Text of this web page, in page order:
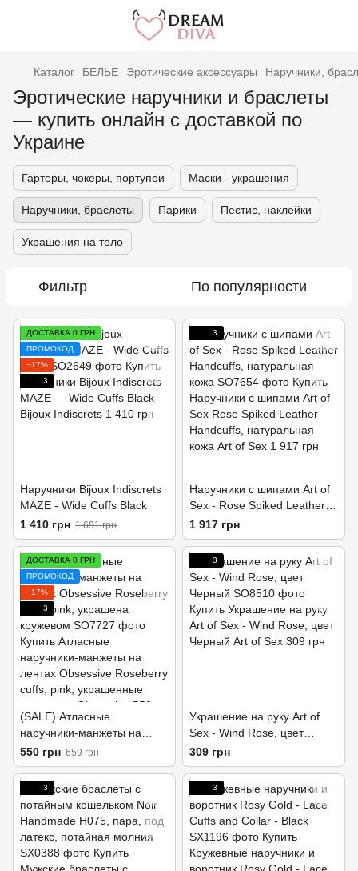
Каталог БЕЛЬЕ Эротические аксессуары Наручники,
Эротические наручники и браслеты
— купить онлайн с доставкой по
Украине
Гартеры, чокеры, портупеи Маски - украшения
Наручники, браслеты Парики Пестис, наклейки
Украшения на тело
Фильтр По популярности
ДОСТАВКА 0 ГРН
ПРОМОКОД
−17%
3
Наручники Bijoux Indiscrets
MAZE - Wide Cuffs Black
1 410 грн 1 691 грн
3
Наручники с шипами Art of
Sex - Rose Spiked Leather
Handcuffs, натуральная
кожа
1 917 грн
ДОСТАВКА 0 ГРН
ПРОМОКОД
−17%
3
(SALE) Атласные
наручники-манжеты на
лентах Obsessive Roseberry
cuffs, pink, украшена
кружевом
550 грн 659 грн
3
Украшение на руку Art of
Sex - Wind Rose, цвет
Черный
309 грн
3 3